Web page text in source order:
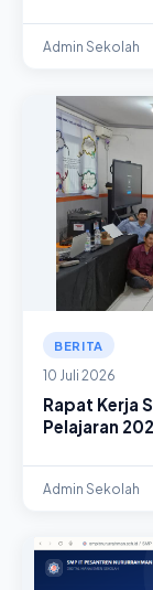
Admin Sekolah
BERITA
10 Juli 2026
Rapat Kerja
Pelajaran
Admin Sekolah